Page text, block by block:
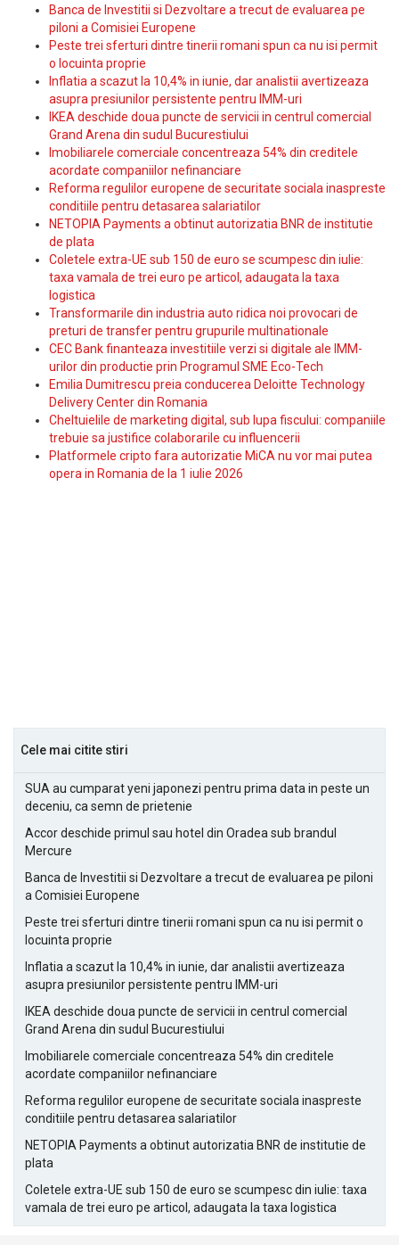
Banca de Investitii si Dezvoltare a trecut de evaluarea pe
piloni a Comisiei Europene
Peste trei sferturi dintre tinerii romani spun ca nu isi permit
o locuinta proprie
Inflatia a scazut la 10,4% in iunie, dar analistii avertizeaza
asupra presiunilor persistente pentru IMM-uri
IKEA deschide doua puncte de servicii in centrul comercial
Grand Arena din sudul Bucurestiului
Imobiliarele comerciale concentreaza 54% din creditele
acordate companiilor nefinanciare
Reforma regulilor europene de securitate sociala inaspreste
conditiile pentru detasarea salariatilor
NETOPIA Payments a obtinut autorizatia BNR de institutie
de plata
Coletele extra-UE sub 150 de euro se scumpesc din iulie:
taxa vamala de trei euro pe articol, adaugata la taxa
logistica
Transformarile din industria auto ridica noi provocari de
preturi de transfer pentru grupurile multinationale
CEC Bank finanteaza investitiile verzi si digitale ale IMM-
urilor din productie prin Programul SME Eco-Tech
Emilia Dumitrescu preia conducerea Deloitte Technology
Delivery Center din Romania
Cheltuielile de marketing digital, sub lupa fiscului: companiile
trebuie sa justifice colaborarile cu influencerii
Platformele cripto fara autorizatie MiCA nu vor mai putea
opera in Romania de la 1 iulie 2026
Cele mai citite stiri
SUA au cumparat yeni japonezi pentru prima data in peste un
deceniu, ca semn de prietenie
Accor deschide primul sau hotel din Oradea sub brandul
Mercure
Banca de Investitii si Dezvoltare a trecut de evaluarea pe piloni
a Comisiei Europene
Peste trei sferturi dintre tinerii romani spun ca nu isi permit o
locuinta proprie
Inflatia a scazut la 10,4% in iunie, dar analistii avertizeaza
asupra presiunilor persistente pentru IMM-uri
IKEA deschide doua puncte de servicii in centrul comercial
Grand Arena din sudul Bucurestiului
Imobiliarele comerciale concentreaza 54% din creditele
acordate companiilor nefinanciare
Reforma regulilor europene de securitate sociala inaspreste
conditiile pentru detasarea salariatilor
NETOPIA Payments a obtinut autorizatia BNR de institutie de
plata
Coletele extra-UE sub 150 de euro se scumpesc din iulie: taxa
vamala de trei euro pe articol, adaugata la taxa logistica